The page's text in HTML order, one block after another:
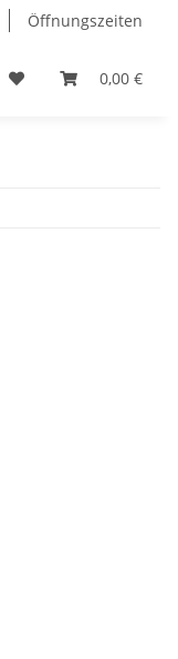
Öffnungszeiten
0,00 €
Geschenkartikel &